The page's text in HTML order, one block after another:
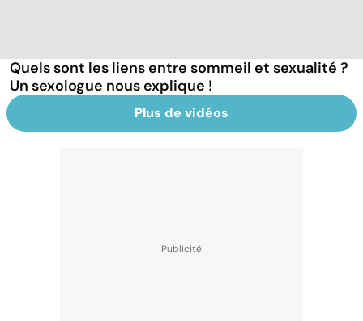
Quels sont les liens entre sommeil et sexualité ?
Un sexologue nous explique !
Plus de vidéos